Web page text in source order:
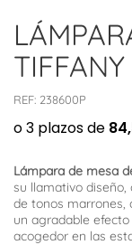
TIFFANY
REF: 238600P
Lámpara de mesa
su llamativo
de tonos marrones,
un agradable
acogedor en las